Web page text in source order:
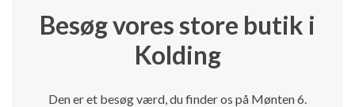
Besøg vores store butik i
Kolding
Den er et besøg værd, du finder os på Mønten 6.